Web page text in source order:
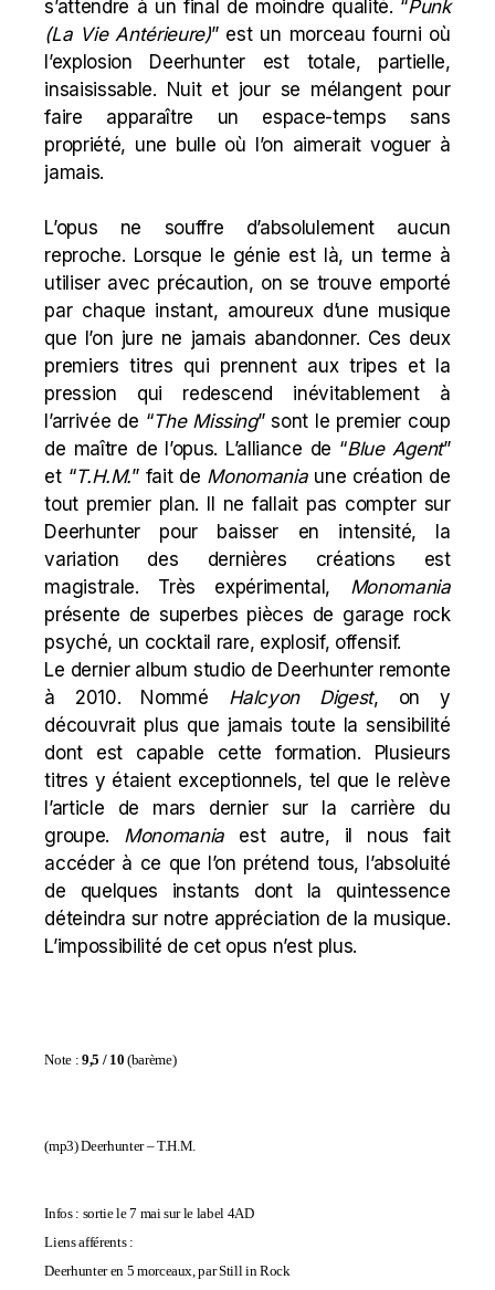
s’attendre à un final de moindre qualité. “Punk
(La Vie Antérieure)” est un morceau fourni où
l’explosion Deerhunter est totale, partielle,
insaisissable. Nuit et jour se mélangent pour
faire apparaître un espace-temps sans
propriété, une bulle où l’on aimerait voguer à
jamais.
L’opus ne souffre d’absolulement aucun
reproche. Lorsque le génie est là, un terme à
utiliser avec précaution, on se trouve emporté
par chaque instant, amoureux d’une musique
que l’on jure ne jamais abandonner. Ces deux
premiers titres qui prennent aux tripes et la
pression qui redescend inévitablement à
l’arrivée de “The Missing” sont le premier coup
de maître de l’opus. L’alliance de “Blue Agent”
et “T.H.M.” fait de Monomaniaune création de
tout premier plan. Il ne fallait pas compter sur
Deerhunter pour baisser en intensité, la
variation des dernières créations est
magistrale. Très expérimental, Monomania
présente de superbes pièces de garage rock
psyché, un cocktail rare, explosif, offensif.
Le dernier album studio de Deerhunter remonte
à 2010. Nommé Halcyon Digest, on y
découvrait plus que jamais toute la sensibilité
dont est capable cette formation. Plusieurs
titres y étaient exceptionnels, tel que le relève
l’article de mars dernier sur la carrière du
groupe. Monomania est autre, il nous fait
accéder à ce que l’on prétend tous, l’absoluité
de quelques instants dont la quintessence
déteindra sur notre appréciation de la musique.
L’impossibilité de cet opus n’est plus.
Note : 9,5 / 10 (barème)
(mp3)Deerhunter – T.H.M.
Infos : sortie le 7 mai sur le label 4AD
Liens afférents :
Deerhunter en 5 morceaux, par Still in Rock